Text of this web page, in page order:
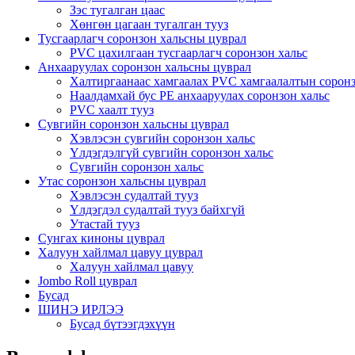
Зэс тугалган цаас
Хөнгөн цагаан тугалган тууз
Тусгаарлагч соронзон хальсны цуврал
PVC цахилгаан тусгаарлагч соронзон хальс
Анхааруулах соронзон хальсны цуврал
Халтиргаанаас хамгаалах PVC хамгаалалтын
Наалдамхай бус PE анхааруулах соронзон хальс
PVC хаалт тууз
Сувгийн соронзон хальсны цуврал
Хэвлэсэн сувгийн соронзон хальс
Үлдэгдэлгүй сувгийн соронзон хальс
Сувгийн соронзон хальс
Утас соронзон хальсны цуврал
Хэвлэсэн судалтай тууз
Үлдэгдэл судалтай тууз байхгүй
Утастай тууз
Сунгах киноны цуврал
Халуун хайлмал цавуу цуврал
Халуун хайлмал цавуу
Jombo Roll цуврал
Бусад
ШИНЭ ИРЛЭЭ
Бусад бүтээгдэхүүн